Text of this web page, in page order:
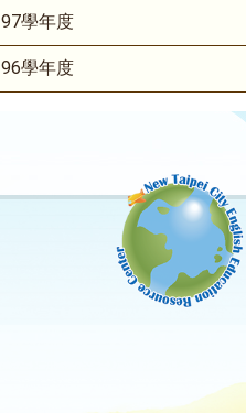
97學年度
96學年度